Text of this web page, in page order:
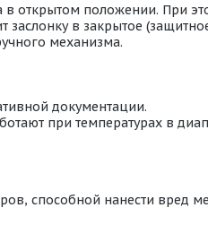
открытом положении. При
в закрытое
механизма.
документации.
при температурах в
способной нанести вред